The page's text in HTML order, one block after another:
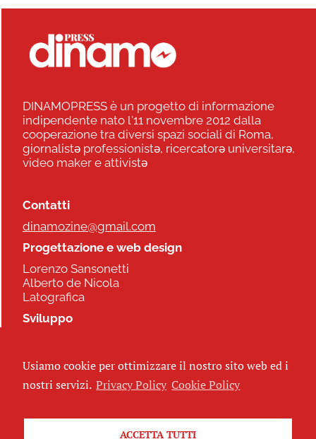
DINAMOPRESS è un progetto di informazione
indipendente nato l'11 novembre 2012 dalla
cooperazione tra diversi spazi sociali di Roma,
giornalistə professionistə, ricercatorə universitarə,
video maker e attivistə
Contatti
dinamozine@gmail.com
Progettazione e web design
Lorenzo Sansonetti
Alberto de Nicola
Latografica
Sviluppo
Seguici
Usiamo cookie per ottimizzare il nostro sito web ed i
nostri servizi. Privacy Policy Cookie Policy
ACCETTA TUTTI